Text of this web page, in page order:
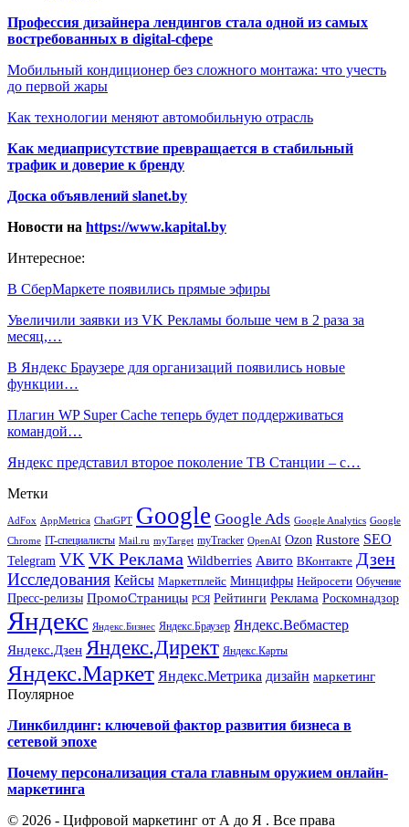
Профессия дизайнера лендингов стала одной из самых
востребованных в digital-сфере
Мобильный кондиционер без сложного монтажа: что учесть
до первой жары
Как технологии меняют автомобильную отрасль
Как медиаприсутствие превращается в стабильный
трафик и доверие к бренду
Доска объявлений slanet.by
Новости на https://www.kapital.by
Интересное:
В СберМаркете появились прямые эфиры
Увеличили заявки из VK Рекламы больше чем в 2 раза за
месяц,…
В Яндекс Браузере для организаций появились новые
функции…
Плагин WP Super Cache теперь будет поддерживаться
командой…
Яндекс представил второе поколение ТВ Станции – с…
Метки
AdFox AppMetrica ChatGPT Google Google Ads Google Analytics Google
Chrome IT-специалисты Mail.ru myTarget myTracker OpenAI Ozon Rustore SEO
Telegram VK VK Реклама Wildberries Авито ВКонтакте Дзен
Исследования Кейсы Маркетплейс Минцифры Нейросети Обучение
Пресс-релизы ПромоСтраницы РСЯ Рейтинги Реклама Роскомнадзор
Яндекс Яндекс.Бизнес Яндекс.Браузер Яндекс.Вебмастер
Яндекс.Дзен Яндекс.Директ Яндекс.Карты
Яндекс.Маркет Яндекс.Метрика дизайн маркетинг
Поулярное
Линкбилдинг: ключевой фактор развития бизнеса в
сетевой эпохе
Почему персонализация стала главным оружием онлайн-
маркетинга
© 2026 - Цифровой маркетинг от А до Я . Все права